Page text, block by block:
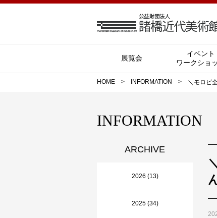
展覧会
イベント
ワークショ
HOME > INFORMATION > ＼モロビ
INFORMATION
ARCHIVE
2026 (13)
2025 (34)